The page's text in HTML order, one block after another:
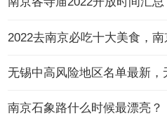
2022去南京必吃十大美食，
南京石象路什么时候最漂亮？